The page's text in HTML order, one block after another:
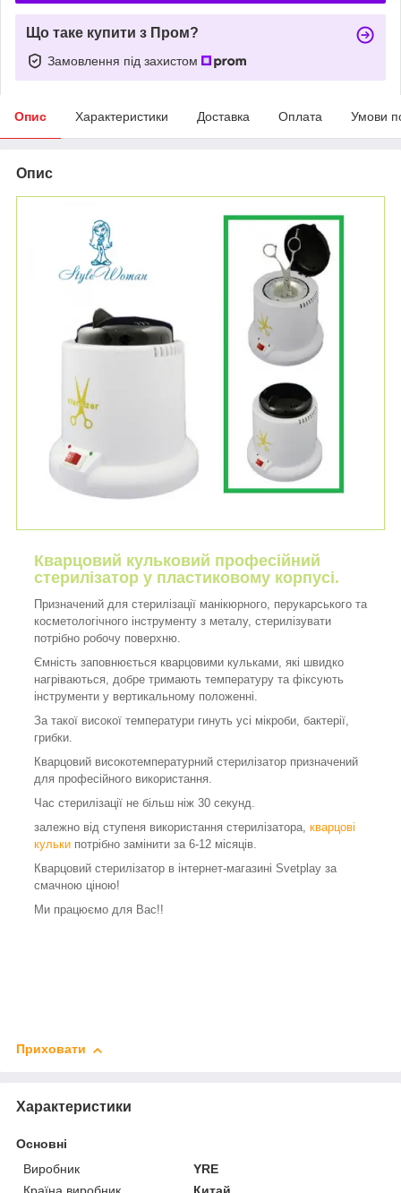
Що таке купити з Пром?
Замовлення під захистом
Опис Характеристики Доставка Оплата Умови
Опис
Кварцовий кульковий професійний
стерилізатор у пластиковому корпусі.
Призначений для стерилізації манікюрного, перукарського та
косметологічного інструменту з металу, стерилізувати
потрібно робочу поверхню.
Ємність заповнюється кварцовими кульками, які швидко
нагріваються, добре тримають температуру та фіксують
інструменти у вертикальному положенні.
За такої високої температури гинуть усі мікроби, бактерії,
грибки.
Кварцовий високотемпературний стерилізатор призначений
для професійного використання.
Час стерилізації не більш ніж 30 секунд.
залежно від ступеня використання стерилізатора, кварцові
кульки потрібно замінити за 6-12 місяців.
Кварцовий стерилізатор в інтернет-магазині Svetplay за
смачною ціною!
Ми працюємо для Вас!!
Приховати
Характеристики
Основні
Виробник
YRE